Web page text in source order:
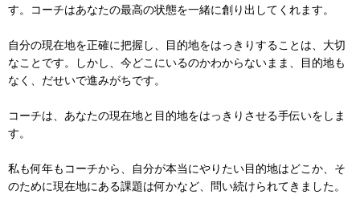
す。コーチはあなたの最高の状態を一緒に創り出してくれます。
自分の現在地を正確に把握し、目的地をはっきりすることは、大切
なことです。しかし、今どこにいるのかわからないまま、目的地も
なく、だせいで進みがちです。
コーチは、あなたの現在地と目的地をはっきりさせる手伝いをしま
す。
私も何年もコーチから、自分が本当にやりたい目的地はどこか、そ
のために現在地にある課題は何かなど、問い続けられてきました。